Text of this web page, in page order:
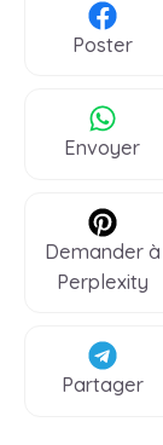
Poster
Envoyer
Demander à
Perplexity
Partager